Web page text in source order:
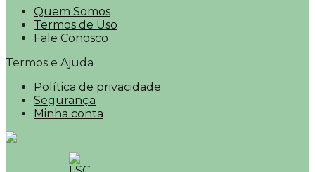
Quem Somos
Termos de Uso
Fale Conosco
Termos e Ajuda
Política de privacidade
Segurança
Minha conta